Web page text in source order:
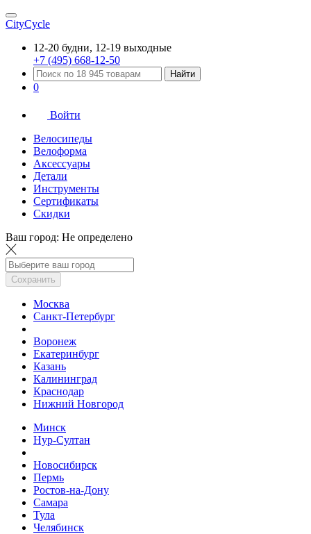
CityCycle
12-20 будни, 12-19 выходные
+7 (495) 668-12-50
Найти
0
Войти
Велосипеды
Велоформа
Аксессуары
Детали
Инструменты
Сертификаты
Скидки
Ваш город: Не определено
Сохранить
Москва
Санкт-Петербург
Воронеж
Екатеринбург
Казань
Калининград
Краснодар
Нижний Новгород
Минск
Нур-Султан
Новосибирск
Пермь
Ростов-на-Дону
Самара
Тула
Челябинск